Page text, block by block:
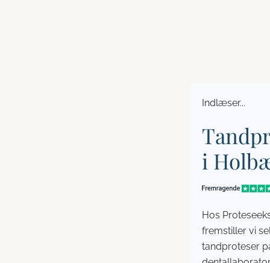
Indlæser...
i
Hos
fremstiller vi
tandproteser